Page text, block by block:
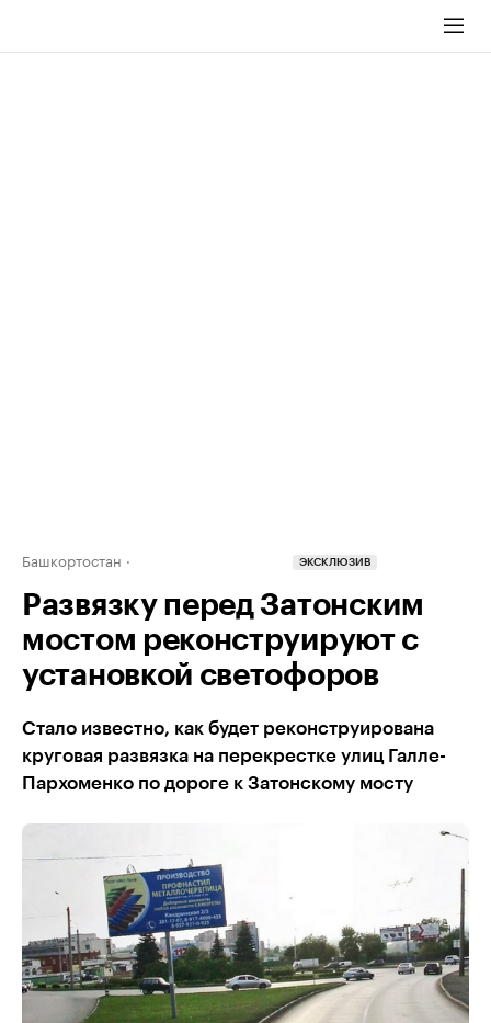
Башкортостан ЭКСКЛЮЗИВ
Развязку перед Затонским
мостом реконструируют с
установкой светофоров
Стало известно, как будет реконструирована
круговая развязка на перекрестке улиц Галле-
Пархоменко по дороге к Затонскому мосту